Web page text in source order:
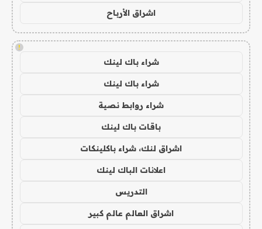
اشراق الأرباح
!
شراء باك لينك
شراء باك لينك
شراء روابط نصية
باقات باك لينك
اشراق لنك، شراء باكلينكات
اعلانات الباك لينك
التدريس
اشراق العالم عالم كبير